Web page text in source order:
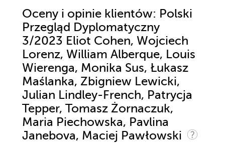
Oceny i opinie klientów: Polski
Przegląd Dyplomatyczny
3/2023 Eliot Cohen, Wojciech
Lorenz, William Alberque, Louis
Wierenga, Monika Sus, Łukasz
Maślanka, Zbigniew Lewicki,
Julian Lindley-French, Patrycja
Tepper, Tomasz Żornaczuk,
Maria Piechowska, Pavlina
Janebova, Maciej Pawłowski